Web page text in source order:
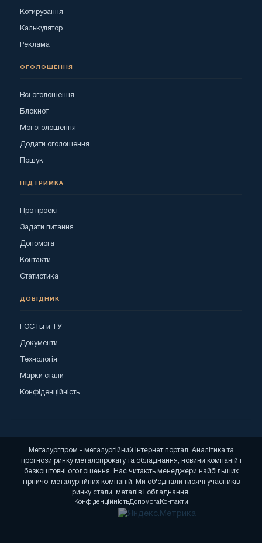
Котирування
Калькулятор
Реклама
ОГОЛОШЕННЯ
Всі оголошення
Блокнот
Мої оголошення
Додати оголошення
Пошук
ПІДТРИМКА
Про проект
Задати питання
Допомога
Контакти
Статистика
ДОВІДНИК
ГОСТы и ТУ
Документи
Технологія
Марки стали
Конфіденційність
Металургпром - металургійний інтернет портал. Аналітика та
прогнози ринку металопрокату та обладнання, новини компаній і
безкоштовні оголошення. Нас читають менеджери найбільших
гірничо-металургійних компаній. Ми об'єднали тисячі учасників
ринку стали, металів і обладнання.
КонфіденційністьДопомогаКонтакти